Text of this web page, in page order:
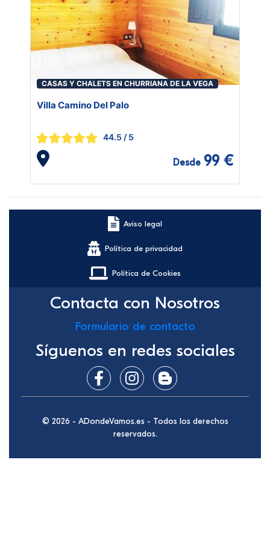
CASAS Y CHALETS EN CHURRIANA DE LA VEGA
Villa Camino Del Palo
44.5 / 5
Desde 99 €
Aviso legal
Política de privacidad
Política de Cookies
Contacta con Nosotros
Formulario de contacto
Síguenos en redes sociales
© 2026 - ADondeVamos.es - Todos los derechos
reservados.